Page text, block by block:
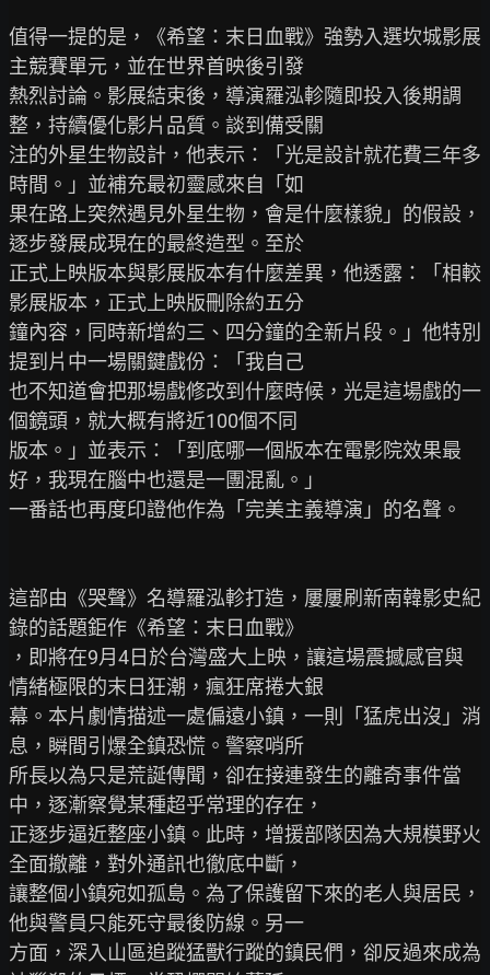
值得一提的是，《希望：末日血戰》強勢入選坎城影展
主競賽單元，並在世界首映後引發
熱烈討論。影展結束後，導演羅泓軫隨即投入後期調
整，持續優化影片品質。談到備受關
注的外星生物設計，他表示：「光是設計就花費三年多
時間。」並補充最初靈感來自「如
果在路上突然遇見外星生物，會是什麼樣貌」的假設，
逐步發展成現在的最終造型。至於
正式上映版本與影展版本有什麼差異，他透露：「相較
影展版本，正式上映版刪除約五分
鐘內容，同時新增約三、四分鐘的全新片段。」他特別
提到片中一場關鍵戲份：「我自己
也不知道會把那場戲修改到什麼時候，光是這場戲的一
個鏡頭，就大概有將近100個不同
版本。」並表示：「到底哪一個版本在電影院效果最
好，我現在腦中也還是一團混亂。」
一番話也再度印證他作為「完美主義導演」的名聲。
這部由《哭聲》名導羅泓軫打造，屢屢刷新南韓影史紀
錄的話題鉅作《希望：末日血戰》
，即將在9月4日於台灣盛大上映，讓這場震撼感官與
情緒極限的末日狂潮，瘋狂席捲大銀
幕。本片劇情描述一處偏遠小鎮，一則「猛虎出沒」消
息，瞬間引爆全鎮恐慌。警察哨所
所長以為只是荒誕傳聞，卻在接連發生的離奇事件當
中，逐漸察覺某種超乎常理的存在，
正逐步逼近整座小鎮。此時，增援部隊因為大規模野火
全面撤離，對外通訊也徹底中斷，
讓整個小鎮宛如孤島。為了保護留下來的老人與居民，
他與警員只能死守最後防線。另一
方面，深入山區追蹤猛獸行蹤的鎮民們，卻反過來成為